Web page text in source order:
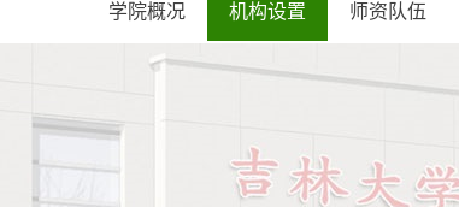
学院概况 机构设置 师资队伍